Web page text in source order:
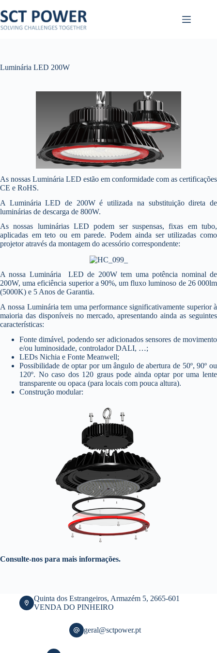
para
o
conteúdo
Luminária LED 200W
As nossas Luminária LED estão em conformidade com as certificações
CE e RoHS.
A Luminária LED de 200W é utilizada na substituição direta de
luminárias de descarga de 800W.
As nossas luminárias LED podem ser suspensas, fixas em tubo,
aplicadas em teto ou em parede. Podem ainda ser utilizadas como
projetor através da montagem do acessório correspondente:
A nossa Luminária LED de 200W tem uma potência nominal de
200W, uma eficiência superior a 90%, um fluxo luminoso de 26 000lm
(5000K) e 5 Anos de Garantia.
A nossa Luminária tem uma performance significativamente superior à
maioria das disponíveis no mercado, apresentando ainda as seguintes
características:
Fonte dimável, podendo ser adicionados sensores de movimento
e/ou luminosidade, controlador DALI, …;
LEDs Nichia e Fonte Meanwell;
Possibilidade de optar por um ângulo de abertura de 50º, 90º ou
120º. No caso dos 120 graus pode ainda optar por uma lente
transparente ou opaca (para locais com pouca altura).
Construção modular:
Consulte-nos para mais informações.
Quinta dos Estrangeiros, Armazém 5, 2665-601
VENDA DO PINHEIRO
geral@sctpower.pt